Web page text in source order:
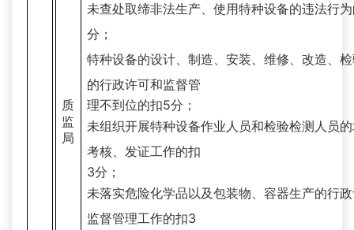
质
监
局
未查处取缔非法生产、使用特种设备的违法行
分；
特种设备的设计、制造、安装、维修、改造、
的行政许可和监督管
理不到位的扣5分；
未组织开展特种设备作业人员和检验检测人员
考核、发证工作的扣
3分；
未落实危险化学品以及包装物、容器生产的行
监督管理工作的扣3